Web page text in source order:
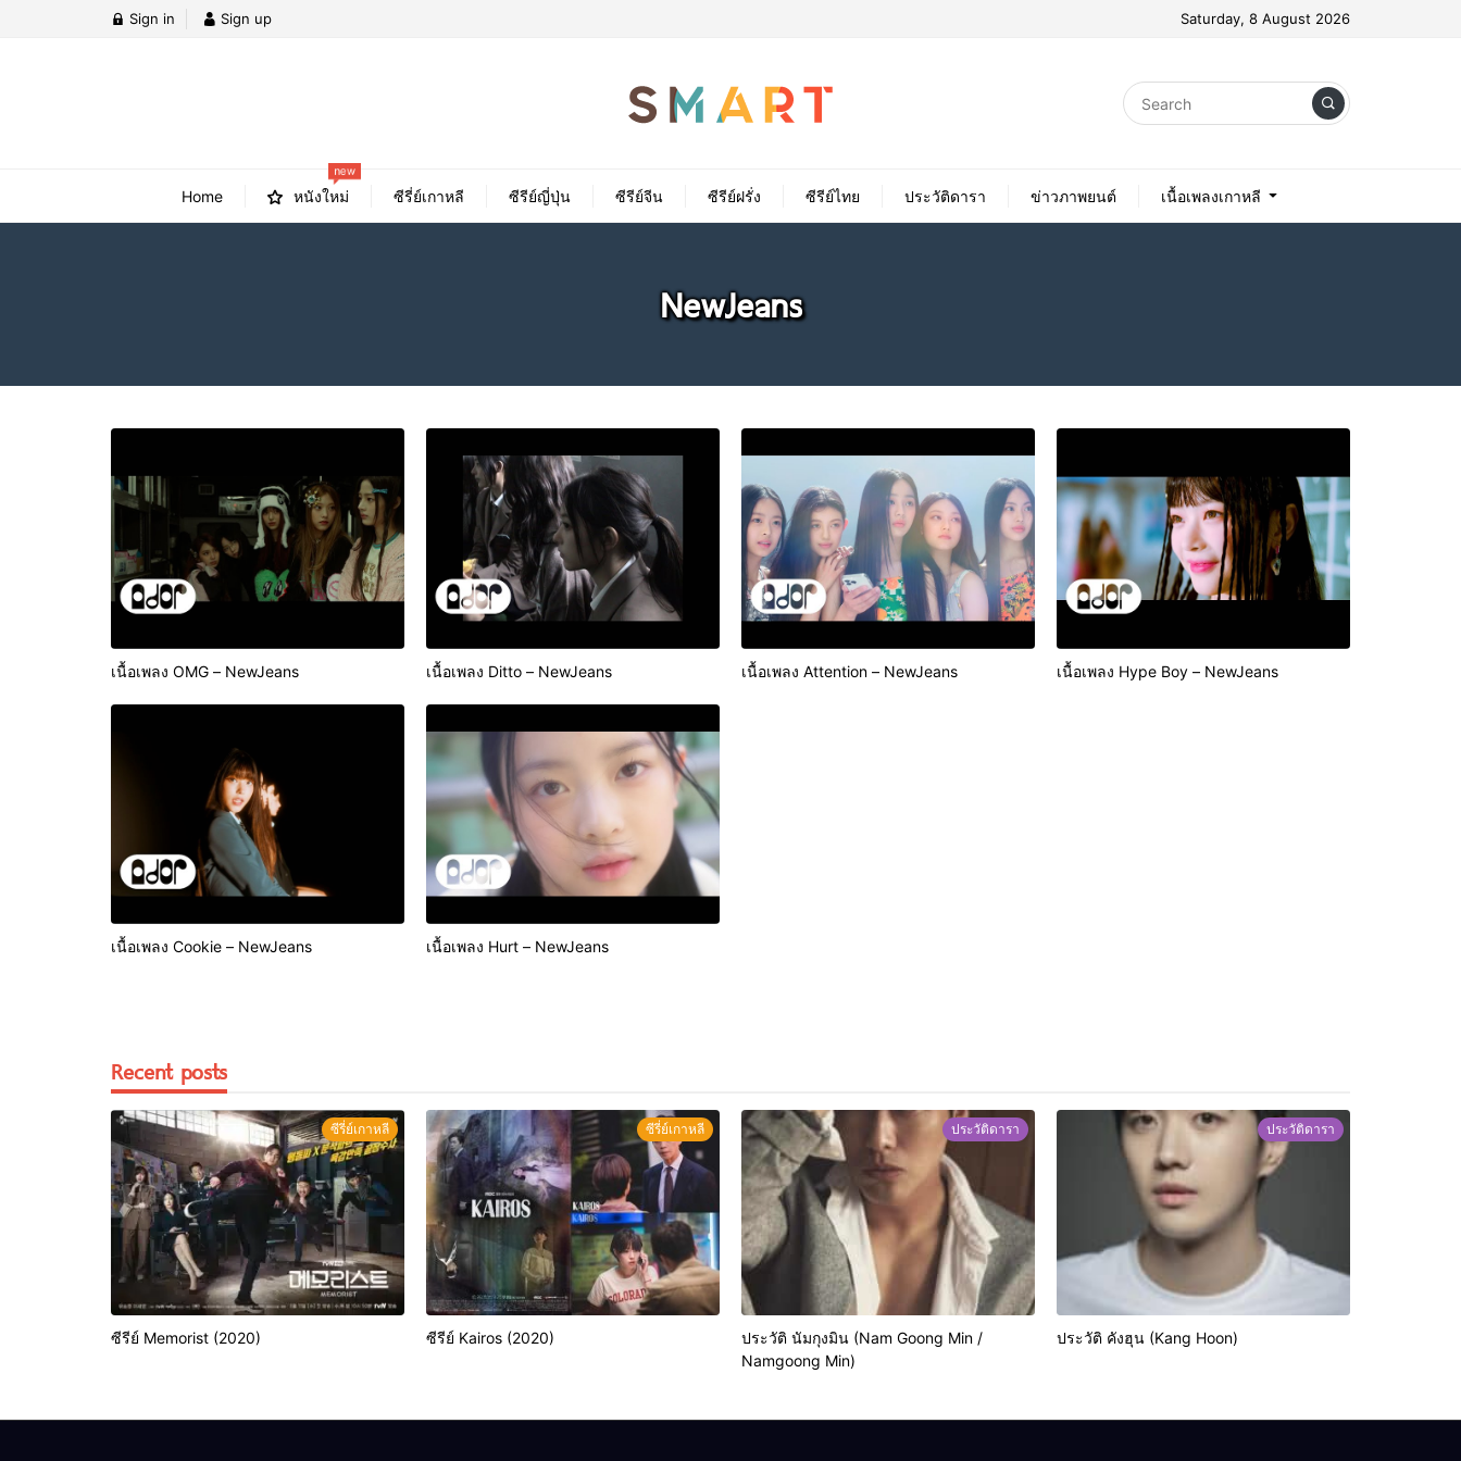
Sign in Sign up Saturday, 8 August 2026
Home หนังใหม่
new
ซีรี่ย์เกาหลี ซีรีย์ญี่ปุ่น ซีรีย์จีน ซีรีย์ฝรั่ง ซีรีย์ไทย ประวัติดารา ข่าวภาพยนต์ เนื้อเพลงเกาหลี
NewJeans
เนื้อเพลง OMG – NewJeans เนื้อเพลง Ditto – NewJeans เนื้อเพลง Attention – NewJeans เนื้อเพลง Hype Boy – NewJeans
เนื้อเพลง Cookie – NewJeans เนื้อเพลง Hurt – NewJeans
Recent posts
ซีรี่ย์เกาหลี
ซีรีย์ Memorist (2020)
ซีรี่ย์เกาหลี
ซีรีย์ Kairos (2020)
ประวัติดารา
ประวัติ นัมกุงมิน (Nam Goong Min /
Namgoong Min)
ประวัติดารา
ประวัติ คังฮุน (Kang Hoon)